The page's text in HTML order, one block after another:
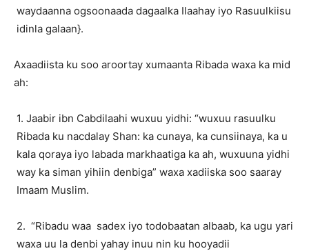
waydaanna ogsoonaada dagaalka Ilaahay iyo Rasuulkiisu
idinla galaan}.
Axaadiista ku soo aroortay xumaanta Ribada waxa ka mid
ah:
1. Jaabir ibn Cabdilaahi wuxuu yidhi: “wuxuu rasuulku
Ribada ku nacdalay Shan: ka cunaya, ka cunsiinaya, ka u
kala qoraya iyo labada markhaatiga ka ah, wuxuuna yidhi
way ka siman yihiin denbiga” waxa xadiiska soo saaray
Imaam Muslim.
2. “Ribadu waa sadex iyo todobaatan albaab, ka ugu yari
waxa uu la denbi yahay inuu nin ku hooyadii